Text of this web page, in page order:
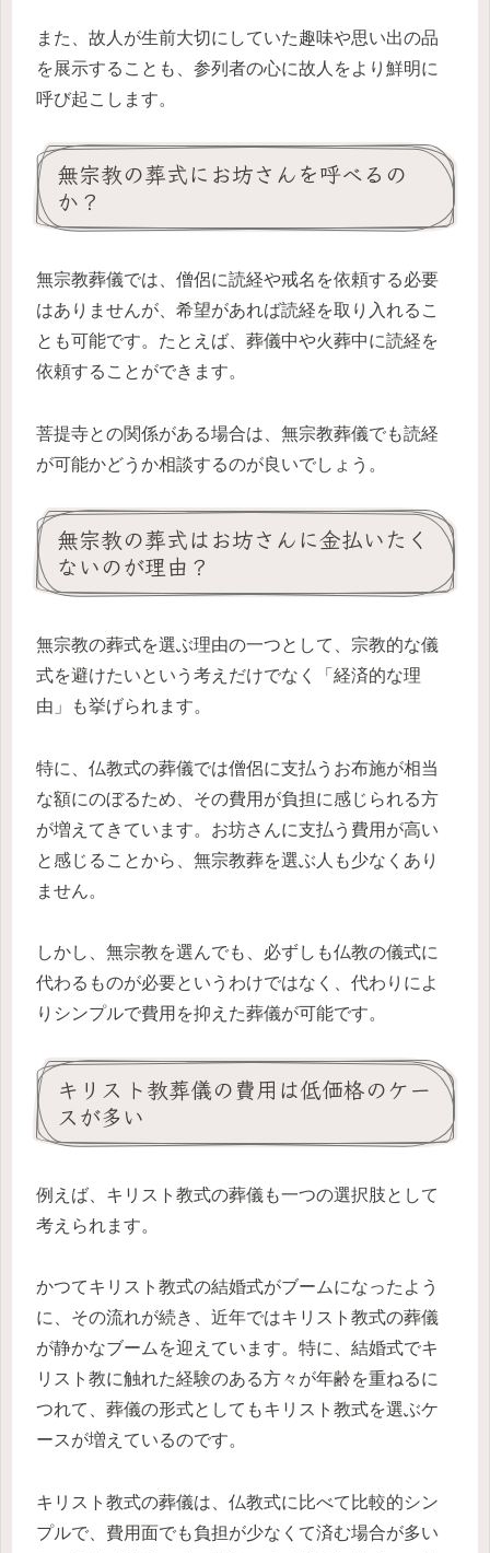
また、故人が生前大切にしていた趣味や思い出の品
を展示することも、参列者の心に故人をより鮮明に
呼び起こします。
無宗教の葬式にお坊さんを呼べるの
か？
無宗教葬儀では、僧侶に読経や戒名を依頼する必要
はありませんが、希望があれば読経を取り入れるこ
とも可能です。たとえば、葬儀中や火葬中に読経を
依頼することができます。
菩提寺との関係がある場合は、無宗教葬儀でも読経
が可能かどうか相談するのが良いでしょう。
無宗教の葬式はお坊さんに金払いたく
ないのが理由？
無宗教の葬式を選ぶ理由の一つとして、宗教的な儀
式を避けたいという考えだけでなく「経済的な理
由」も挙げられます。
特に、仏教式の葬儀では僧侶に支払うお布施が相当
な額にのぼるため、その費用が負担に感じられる方
が増えてきています。お坊さんに支払う費用が高い
と感じることから、無宗教葬を選ぶ人も少なくあり
ません。
しかし、無宗教を選んでも、必ずしも仏教の儀式に
代わるものが必要というわけではなく、代わりによ
りシンプルで費用を抑えた葬儀が可能です。
キリスト教葬儀の費用は低価格のケー
スが多い
例えば、キリスト教式の葬儀も一つの選択肢として
考えられます。
かつてキリスト教式の結婚式がブームになったよう
に、その流れが続き、近年ではキリスト教式の葬儀
が静かなブームを迎えています。特に、結婚式でキ
リスト教に触れた経験のある方々が年齢を重ねるに
つれて、葬儀の形式としてもキリスト教式を選ぶケ
ースが増えているのです。
キリスト教式の葬儀は、仏教式に比べて比較的シン
プルで、費用面でも負担が少なくて済む場合が多い